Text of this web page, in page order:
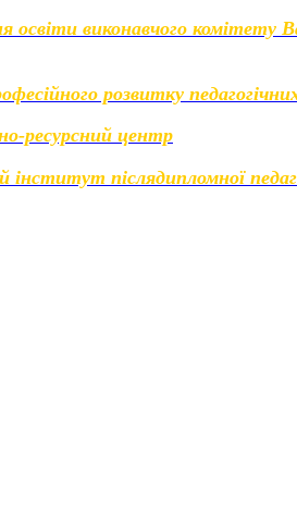
освіти виконавчого комітету
розвитку
ресурсний центр
інститут післядипломної